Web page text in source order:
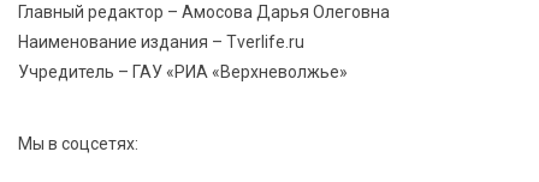
7 Авг 2026 15:10 307
На Петербургском марафоне «Пушкин — Петербург»
Главный редактор – Амосова Дарья Олеговна
Наименование издания – Tverlife.ru
Учредитель – ГАУ «РИА «Верхневолжье»
Мы в соцсетях: